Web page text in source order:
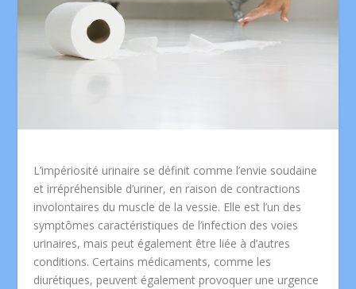
L’impériosité urinaire se définit comme l’envie soudaine
et irrépréhensible d’uriner, en raison de contractions
involontaires du muscle de la vessie. Elle est l’un des
symptômes caractéristiques de l’infection des voies
urinaires, mais peut également être liée à d’autres
conditions. Certains médicaments, comme les
diurétiques, peuvent également provoquer une urgence